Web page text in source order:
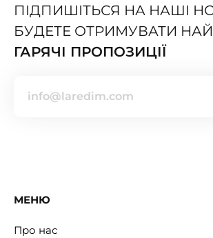
ПІДПИШІТЬСЯ НА НАШІ
БУДЕТЕ ОТРИМУВАТИ
ГАРЯЧІ ПРОПОЗИЦІЇ
МЕНЮ
Про нас